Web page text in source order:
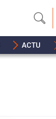
ACTU